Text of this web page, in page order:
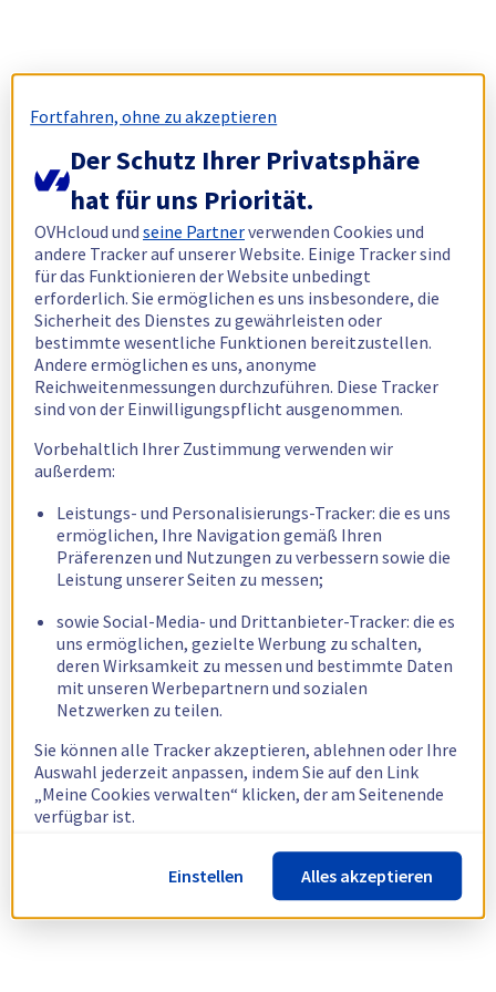
Fortfahren, ohne zu akzeptieren
Der Schutz Ihrer Privatsphäre
hat für uns Priorität.
OVHcloud undseine Partnerverwenden Cookies und
andere Tracker auf unserer Website. Einige Tracker sind
für das Funktionieren der Website unbedingt
erforderlich. Sie ermöglichen es uns insbesondere, die
Sicherheit des Dienstes zu gewährleisten oder
bestimmte wesentliche Funktionen bereitzustellen.
Andere ermöglichen es uns, anonyme
Reichweitenmessungen durchzuführen. Diese Tracker
sind von der Einwilligungspflicht ausgenommen.
Vorbehaltlich Ihrer Zustimmung verwenden wir
außerdem:
Leistungs- und Personalisierungs-Tracker: die es uns
ermöglichen, Ihre Navigation gemäß Ihren
Präferenzen und Nutzungen zu verbessern sowie die
Leistung unserer Seiten zu messen;
sowie Social-Media- und Drittanbieter-Tracker: die es
uns ermöglichen, gezielte Werbung zu schalten,
deren Wirksamkeit zu messen und bestimmte Daten
mit unseren Werbepartnern und sozialen
Netzwerken zu teilen.
Sie können alle Tracker akzeptieren, ablehnen oder Ihre
Auswahl jederzeit anpassen, indem Sie auf den Link
„Meine Cookies verwalten“ klicken, der am Seitenende
verfügbar ist.
Weitere Informationen finden Sie in unsererRichtlinie
zur Verwendung von Cookies.
Einstellen Alles akzeptieren